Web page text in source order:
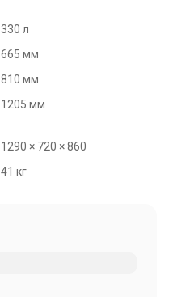
330 л
665 мм
810 мм
1205 мм
1290 × 720 × 860
41 кг